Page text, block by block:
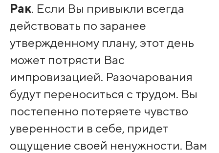
Рак. Если Вы привыкли всегда
действовать по заранее
утвержденному плану, этот день
может потрясти Вас
импровизацией. Разочарования
будут переноситься с трудом. Вы
постепенно потеряете чувство
уверенности в себе, придет
ощущение своей ненужности. Вам